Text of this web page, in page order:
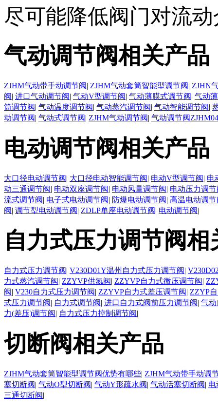
尽可能降低阀门对流
气动调节阀相关产品
ZJHM气动带手动调节阀| ZJHM气动套筒智能型调节阀| ZJHN
阀| 进口气动调节阀| 气动V型调节阀| 气动薄膜式调节阀| 气动
筒调节阀| 气动温度调节阀| 气动蒸汽调节阀| 气动智能调节阀|
动调节阀| 气动式调节阀| ZJHM气动调节阀| 气动调节阀ZJHM04
电动调节阀相关产品
大口径电动调节阀| 大口径电动智能调节阀| 电动V型调节阀| 电
动三通调节阀| 电动双座调节阀| 电动风量调节阀| 电动压力调节
流式调节阀| 电子式电动调节阀| 防爆电动调节阀| 高温电动调节
阀| 调节型电动调节阀| ZDLP单座电动调节阀| 电动调节阀|
自力式压力调节阀相
自力式压力调节阀| V230D01Y温州自力式压力调节阀|
力式蒸汽调节阀| ZZYVP供氮阀| ZZYVP自力式微压调节阀|
阀| V230自力式压力调节阀| ZZYVP自力式差压调节阀| ZZYP
式压力调节阀| 自力式调节阀| 进口自力式阀前压力调节阀| 气
力(差压)调节阀| 自力式压力控制调节阀|
切断阀相关产品
ZJHM气动套筒智能型调节阀优势有哪些| ZJHM气动带手动调
塞切断阀| 气动O型切断阀| 气动Y形疏水阀| 气动活塞切断阀| 电
三通切断阀|